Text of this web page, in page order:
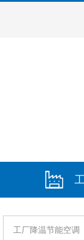
工厂降温节能空调